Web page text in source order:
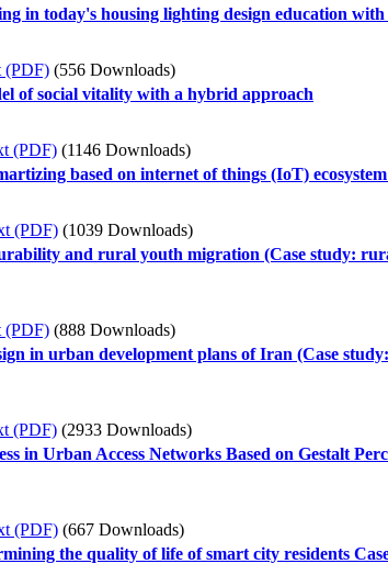
in today's housing lighting design education
(PDF) (556 Downloads)
of social vitality with a hybrid approach
(PDF) (1146 Downloads)
based on internet of things (IoT)
(PDF) (1039 Downloads)
and rural youth migration (Case study:
(PDF) (888 Downloads)
in urban development plans of Iran (Case
(PDF) (2933 Downloads)
in Urban Access Networks Based on Gestalt
(PDF) (667 Downloads)
the quality of life of smart city residents